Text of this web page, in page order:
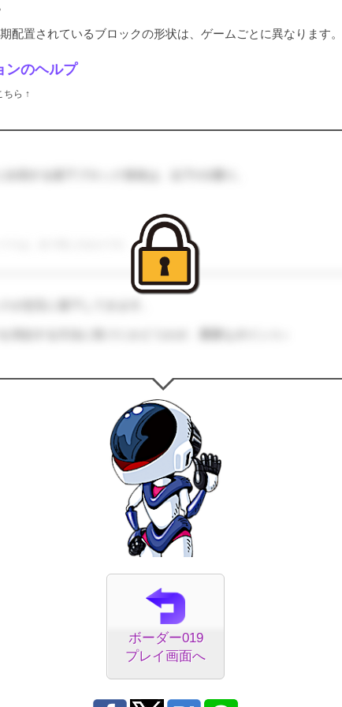
配置されているブロックの形状は、ゲームごとに異なります。
ンのヘルプ
ら ↑
スは、全て同じ大きさです。
ボーダー019
プレイ画面へ